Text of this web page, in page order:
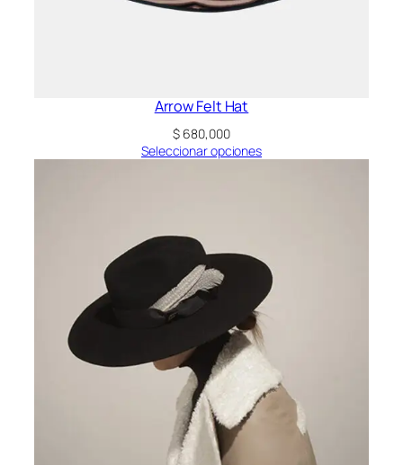
Arrow Felt Hat
$ 680,000
Seleccionar opciones